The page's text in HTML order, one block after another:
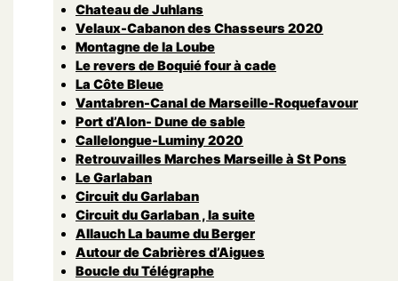
Chateau de Juhlans
Velaux-Cabanon des Chasseurs 2020
Montagne de la Loube
Le revers de Boquié four à cade
La Côte Bleue
Vantabren-Canal de Marseille-Roquefavour
Port d’Alon- Dune de sable
Callelongue-Luminy 2020
Retrouvailles Marches Marseille à St Pons
Le Garlaban
Circuit du Garlaban
Circuit du Garlaban , la suite
Allauch La baume du Berger
Autour de Cabrières d’Aigues
Boucle du Télégraphe